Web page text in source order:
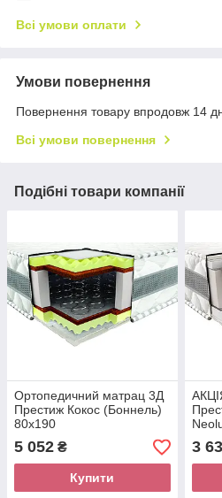
Всі умови оплати
Умови повернення
Повернення товару впродовж 14
Всі умови повернення
Подібні товари компанії
Ортопедичний матрац 3Д
Престиж Кокос (Боннель)
80х190
5 052 ₴
Купити
3